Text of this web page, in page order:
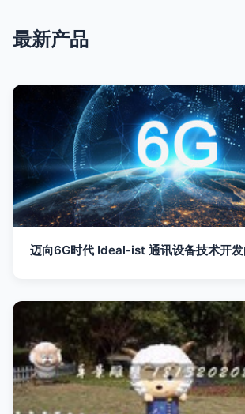
最新产品
迈向6G时代 Ideal-ist 通讯设备技术开